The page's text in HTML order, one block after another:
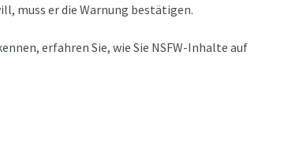
muss er die Warnung bestätigen.
erfahren Sie, wie Sie NSFW-Inhalte auf